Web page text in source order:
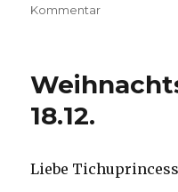
Kommentar
18.12.
Liebe